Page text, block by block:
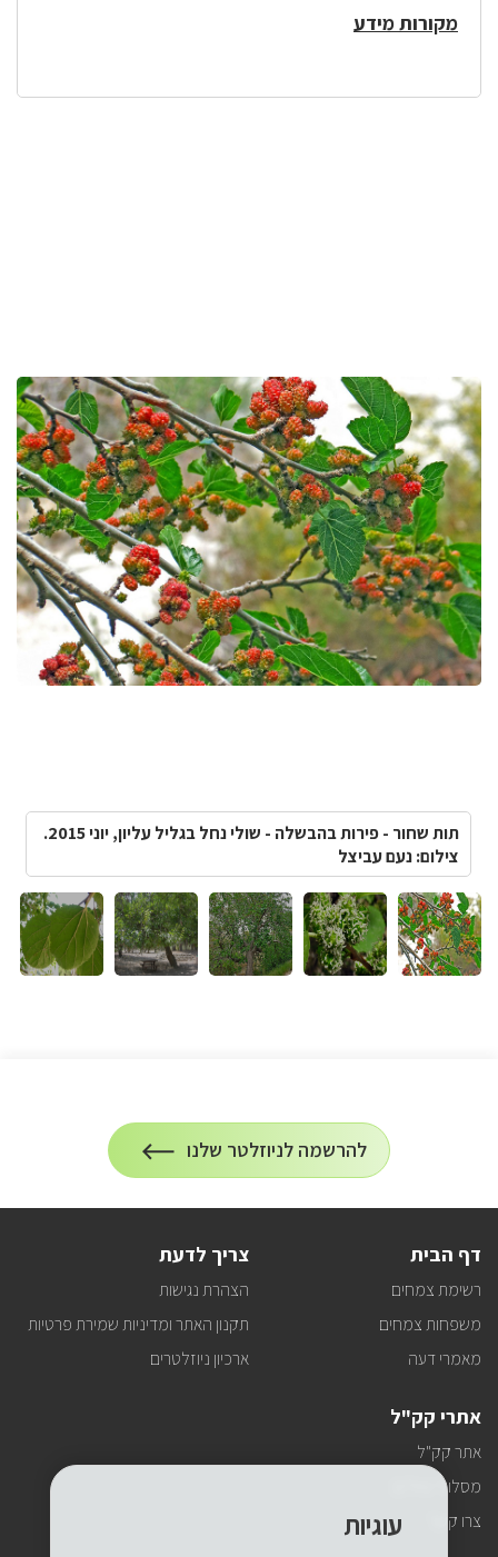
מקורות מידע
תות שחור - פירות בהבשלה - שולי נחל בגליל עליון, יוני 2015.
צילום: נעם עביצל
הרשמה
להרשמה לניוזלטר שלנו
על
הרשמה
דף הבית
רשימת צמחים
משפחות צמחים
מאמרי דעה
צריך לדעת
הצהרת נגישות
תקנון האתר ומדיניות שמירת פרטיות
ארכיון ניוזלטרים
אתרי קק"ל
אתר קק"ל
מסלולי טיולים
צרו קשר
עוגיות